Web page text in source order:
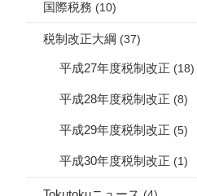
国際税務 (10)
税制改正大綱 (37)
平成27年度税制改正 (18)
平成28年度税制改正 (8)
平成29年度税制改正 (5)
平成30年度税制改正 (1)